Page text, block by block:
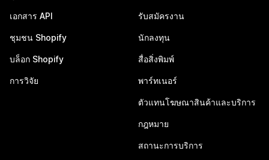
เอกสาร API
ชุมชน Shopify
บล็อก Shopify
การวิจัย
รับสมัครงาน
นักลงทุน
สื่อสิ่งพิมพ์
พาร์ทเนอร์
ตัวแทนโฆษณาสินค้าและบริการ
กฎหมาย
สถานะการบริการ